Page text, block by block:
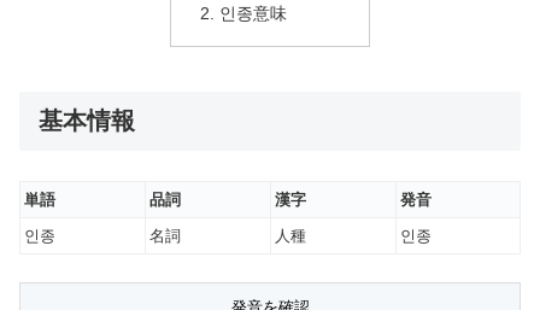
인종意味
基本情報
単語 品詞 漢字
発音
인종
名詞 人種 인종